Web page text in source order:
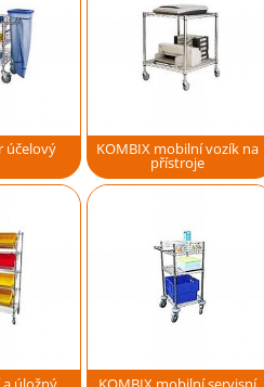
účelový KOMBIX mobilní vozík na
přístroje